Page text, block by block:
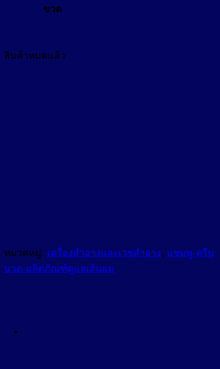
ขวด
สินค้าหมดแล้ว
หมวดหมู่: เครื่องสำอางและเวชสำอาง, แชมพู-ครีม
นวด-ผลิตภัณฑ์ดูแลเส้นผม